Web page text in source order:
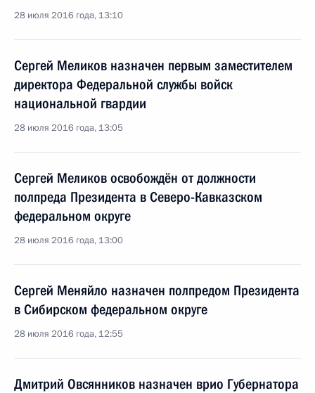
28 июля 2016 года, 13:10
Сергей Меликов назначен первым заместителем
директора Федеральной службы войск
национальной гвардии
28 июля 2016 года, 13:05
Сергей Меликов освобождён от должности
полпреда Президента в Северо-Кавказском
федеральном округе
28 июля 2016 года, 13:00
Сергей Меняйло назначен полпредом Президента
в Сибирском федеральном округе
28 июля 2016 года, 12:55
Дмитрий Овсянников назначен врио Губернатора